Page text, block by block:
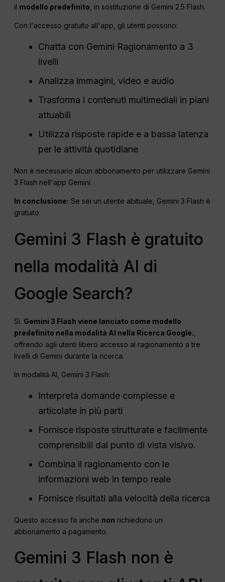
il modello predefinito , in sostituzione di Gemini 2.5 Flash.
Con l'accesso gratuito all'app, gli utenti possono:
Chatta con Gemini Ragionamento a 3
livelli
Analizza immagini, video e audio
Trasforma i contenuti multimediali in piani
attuabili
Utilizza risposte rapide e a bassa latenza
per le attività quotidiane
Non è necessario alcun abbonamento per utilizzare Gemini
3 Flash nell'app Gemini.
In conclusione: Se sei un utente abituale, Gemini 3 Flash è
gratuito.
Gemini 3 Flash è gratuito
nella modalità AI di
Google Search?
Sì. Gemini 3 Flash viene lanciato come modello
predefinito nella modalità AI nella Ricerca Google.
offrendo agli utenti libero accesso al ragionamento a tre
livelli di Gemini durante la ricerca.
In modalità AI, Gemini 3 Flash:
Interpreta domande complesse e
articolate in più parti
Fornisce risposte strutturate e facilmente
comprensibili dal punto di vista visivo.
Combina il ragionamento con le
informazioni web in tempo reale
Fornisce risultati alla velocità della ricerca
Questo accesso fa anche non richiedono un
abbonamento a pagamento.
Gemini 3 Flash non è